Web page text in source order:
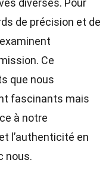
diverses. Pour
de précision et de
Ce
que nous
fascinants mais
à notre
l’authenticité en
nous.